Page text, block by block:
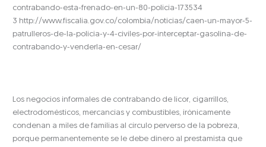
contrabando-esta-frenado-en-un-80-policia-173534
3 http://www.fiscalia.gov.co/colombia/noticias/caen-un-mayor-5-
patrulleros-de-la-policia-y-4-civiles-por-interceptar-gasolina-de-
contrabando-y-venderla-en-cesar/
Los negocios informales de contrabando de licor, cigarrillos,
electrodomésticos, mercancías y combustibles, irónicamente
condenan a miles de familias al círculo perverso de la pobreza,
porque permanentemente se le debe dinero al prestamista que